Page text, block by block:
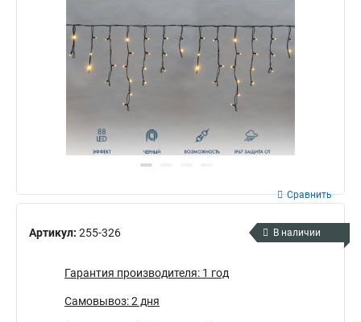
Артикул: 255-326
Сравнить
В наличии
Гарантия производителя: 1 год
Самовывоз: 2 дня